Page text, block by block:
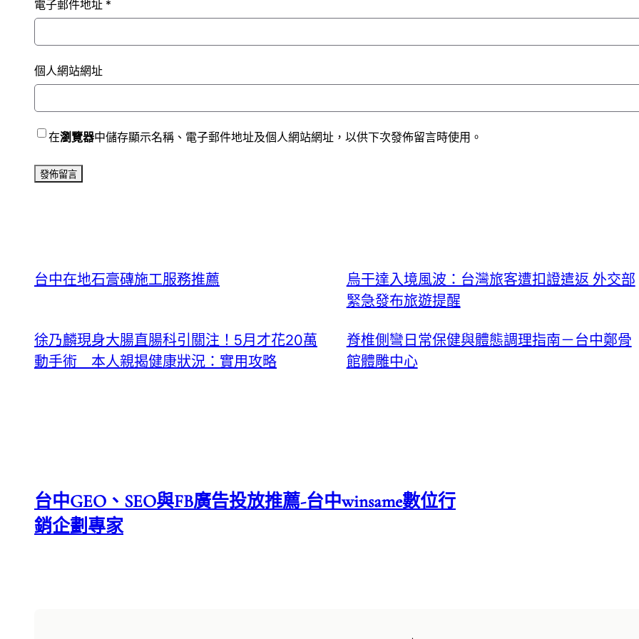
電子郵件地址 *
個人網站網址
在瀏覽器中儲存顯示名稱、電子郵件地址及個人網站網址，以供下次發佈留言時使用。
台中在地石膏磚施工服務推薦
烏干達入境風波：台灣旅客遭扣證遣返 外交部
緊急發布旅遊提醒
徐乃麟現身大腸直腸科引關注！5月才花20萬
動手術 本人親揭健康狀況：實用攻略
脊椎側彎日常保健與體態調理指南－台中鄭骨
館體雕中心
台中GEO、SEO與FB廣告投放推薦-台中winsame數位行
銷企劃專家